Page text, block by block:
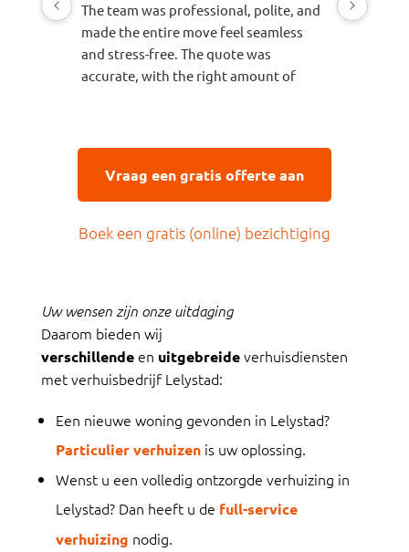
The team was professional, polite, and
made the entire move feel seamless
and stress-free. The quote was
accurate, with the right amount of
highly recommend them to anyone
looking for a reliable and efficient
moving company.
Vraag een gratis offerte aan
Boek een gratis (online) bezichtiging
Uw wensen zijn onze uitdaging
Daarom bieden wij
verschillende en uitgebreideverhuisdiensten
met verhuisbedrijf Lelystad:
Een nieuwe woning gevonden in Lelystad?
Particulier verhuizenis uw oplossing.
Wenst u een volledig ontzorgde verhuizing in
Lelystad? Dan heeft u de full-service
verhuizing nodig.